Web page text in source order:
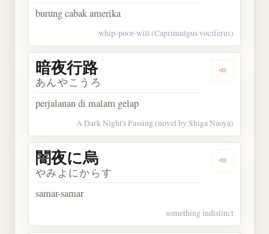
burung cabak amerika
whip-poor-will (Caprimulgus vociferus)
Dengarkan
暗夜行路
あんやこうろ
perjalanan di malam gelap
A Dark Night's Passing (novel by Shiga Naoya)
Dengarkan
闇夜に烏
やみよにからす
samar-samar
something indistinct